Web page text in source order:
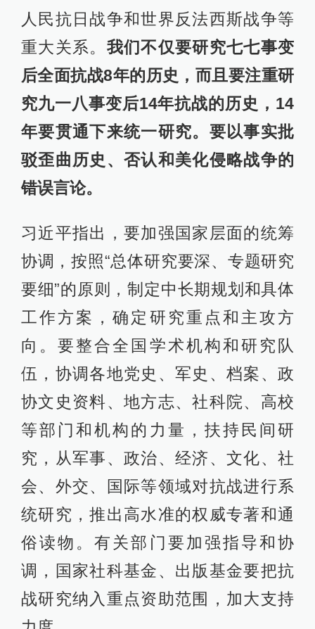
人民抗日战争和世界反法西斯战争等
重大关系。 我们不仅要研究七七事变
后全面抗战8年的历史，而且要注重研
究九一八事变后14年抗战的历史，14
年要贯通下来统一研究。要以事实批
驳歪曲历史、否认和美化侵略战争的
错误言论。
习近平指出，要加强国家层面的统筹
协调，按照“总体研究要深、专题研究
要细”的原则，制定中长期规划和具体
工作方案，确定研究重点和主攻方
向。要整合全国学术机构和研究队
伍，协调各地党史、军史、档案、政
协文史资料、地方志、社科院、高校
等部门和机构的力量，扶持民间研
究，从军事、政治、经济、文化、社
会、外交、国际等领域对抗战进行系
统研究，推出高水准的权威专著和通
俗读物。有关部门要加强指导和协
调，国家社科基金、出版基金要把抗
战研究纳入重点资助范围，加大支持